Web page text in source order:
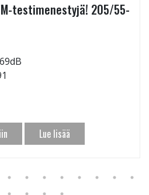
testimenestyjä! 205/55-
Lue lisää